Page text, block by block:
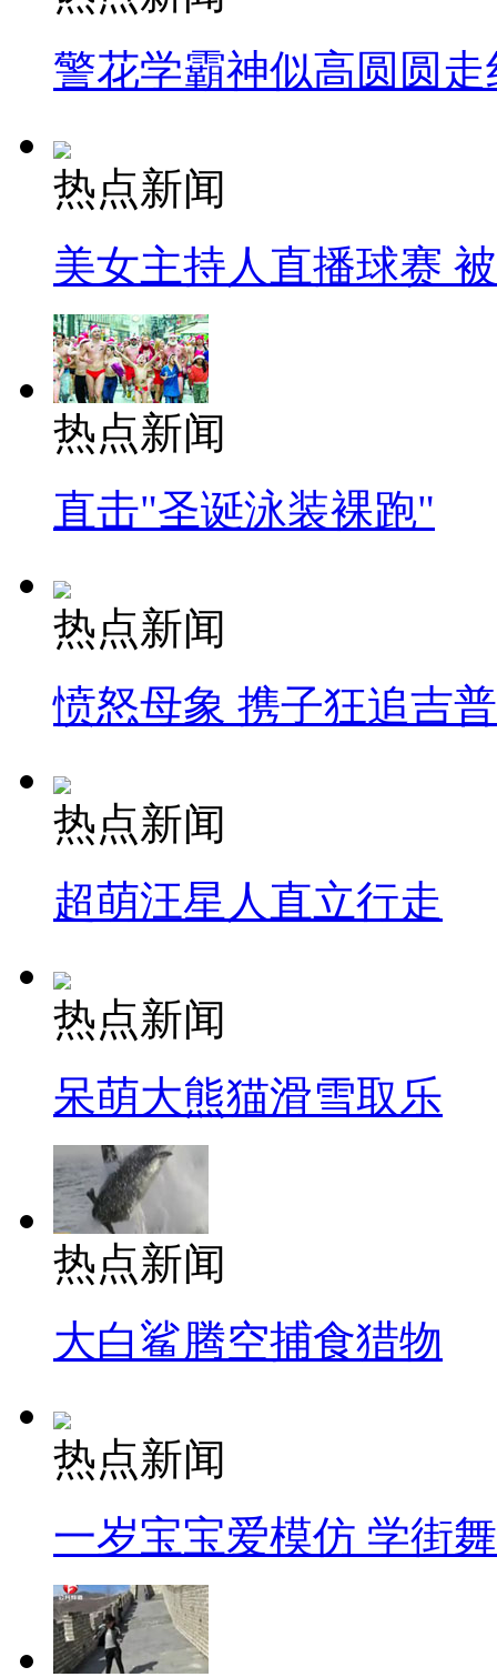
警花学霸神似高圆圆走
热点新闻
美女主持人直播球赛
热点新闻
直击"圣诞泳装裸跑"
热点新闻
愤怒母象 携子狂追吉
热点新闻
超萌汪星人直立行走
热点新闻
呆萌大熊猫滑雪取乐
热点新闻
大白鲨腾空捕食猎物
热点新闻
一岁宝宝爱模仿 学街